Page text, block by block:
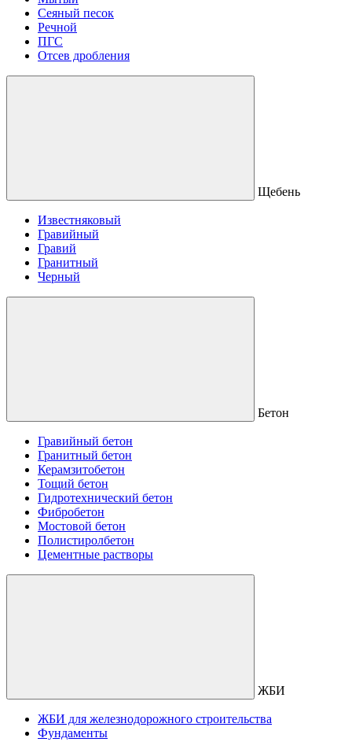
Сеяный песок
Речной
ПГС
Отсев дробления
Щебень
Известняковый
Гравийный
Гравий
Гранитный
Черный
Бетон
Гравийный бетон
Гранитный бетон
Керамзитобетон
Тощий бетон
Гидротехнический бетон
Фибробетон
Мостовой бетон
Полистиролбетон
Цементные растворы
ЖБИ
ЖБИ для железнодорожного строительства
Фундаменты